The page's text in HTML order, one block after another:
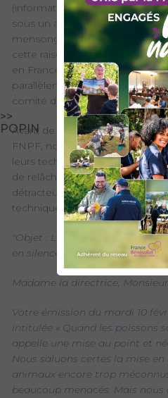
>>
POPIN
(information FDAAPPMA69)
sous un angle caricatural, avec
mensongers et surtout sans
cette raison que notre
en France a rapidement
parallèlement 4 Fédérations
comité d’éthique de France
Avant de découvrir ci-dessous
FNPF, nous demandons à tous
leurs techniques pratiquées et
de relâche du poisson, de
détracteurs ne veulent pas
technique mais bien la pêche
"Objet : La Terre au carré : «
en silence » : demande de droit
Madame la directrice,
Votre émission du mardi 10
intitulée « Quand les poissons
appelle une mise au point et
Nous saluons certes la mise en
animaux encore trop
beaucoup menacés. Mais